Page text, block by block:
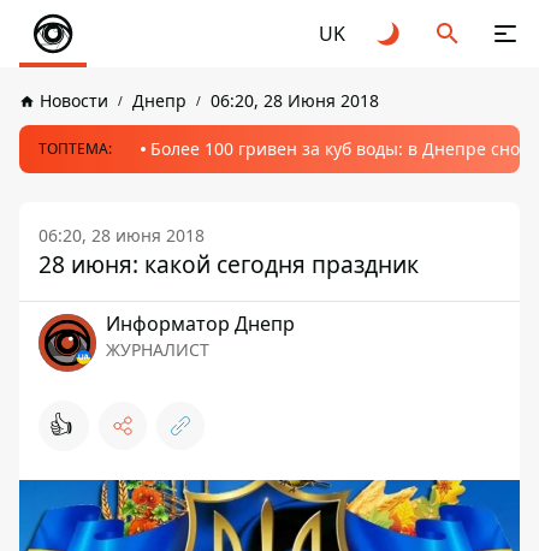
UK
Новости Днепр 06:20, 28 Июня 2018
ТОПТЕМА: Более 100 гривен за куб воды: в Днепре
06:20, 28 июня 2018
28 июня: какой сегодня праздник
Информатор Днепр
ЖУРНАЛИСТ
👍